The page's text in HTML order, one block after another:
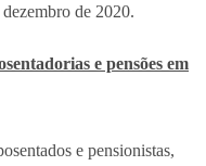
de 2020.
e pensões em
e pensionistas,